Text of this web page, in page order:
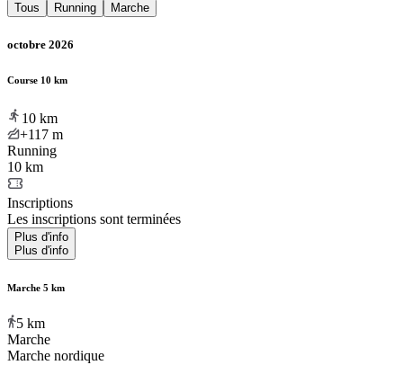
Tous Running Marche
octobre 2026
Course 10 km
10 km
+117 m
Running
10 km
Inscriptions
Les inscriptions sont terminées
Plus d'info
Plus d'info
Marche 5 km
5 km
Marche
Marche nordique